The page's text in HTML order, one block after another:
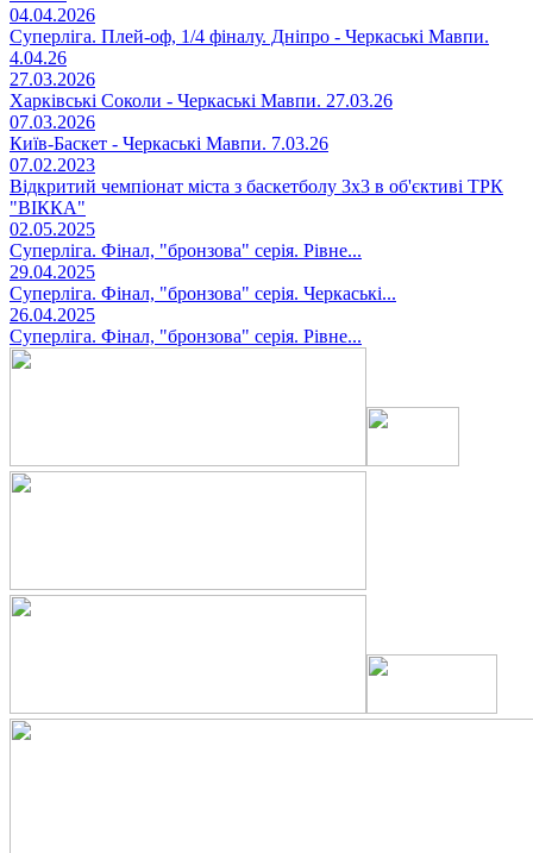
04.04.2026
Суперліга. Плей-оф, 1/4 фіналу. Дніпро - Черкаські Мавпи.
4.04.26
27.03.2026
Харківські Соколи - Черкаські Мавпи. 27.03.26
07.03.2026
Київ-Баскет - Черкаські Мавпи. 7.03.26
07.02.2023
Відкритий чемпіонат міста з баскетболу 3х3 в об'єктиві ТРК
"ВІККА"
02.05.2025
Суперліга. Фінал, "бронзова" серія. Рівне...
29.04.2025
Суперліга. Фінал, "бронзова" серія. Черкаські...
26.04.2025
Суперліга. Фінал, "бронзова" серія. Рівне...